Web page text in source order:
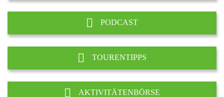
PODCAST
TOURENTIPPS
AKTIVITÄTENBÖRSE